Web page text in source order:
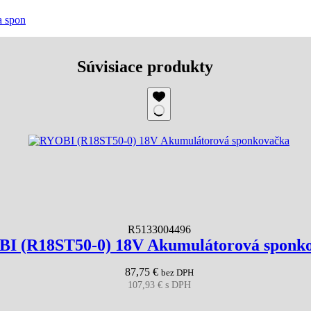
spon
Súvisiace produkty
R5133004496
(R18ST50-0) 18V Akumulátorová
87,75 € bez DPH
107,93 €s DPH